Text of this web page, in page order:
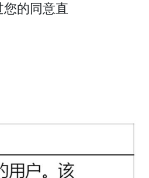
的同意直